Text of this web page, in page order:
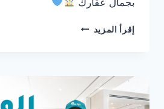
إقرأ المزيد شركة
الشارقة